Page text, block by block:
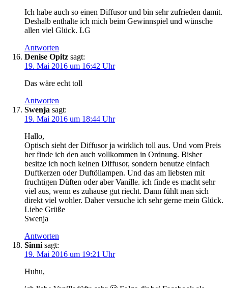
Ich habe auch so einen Diffusor und bin sehr zufrieden damit.
Deshalb enthalte ich mich beim Gewinnspiel und wünsche
allen viel Glück. LG
Antworten
Denise Opitz sagt:
19. Mai 2016 um 16:42 Uhr
Das wäre echt toll
Antworten
Swenja sagt:
19. Mai 2016 um 18:44 Uhr
Hallo,
Optisch sieht der Diffusor ja wirklich toll aus. Und vom Preis
her finde ich den auch vollkommen in Ordnung. Bisher
besitze ich noch keinen Diffusor, sondern benutze einfach
Duftkerzen oder Duftöllampen. Und das am liebsten mit
fruchtigen Düften oder aber Vanille. ich finde es macht sehr
viel aus, wenn es zuhause gut riecht. Dann fühlt man sich
direkt viel wohler. Daher versuche ich sehr gerne mein Glück.
Liebe Grüße
Swenja
Antworten
Sinni sagt:
19. Mai 2016 um 19:21 Uhr
Huhu,